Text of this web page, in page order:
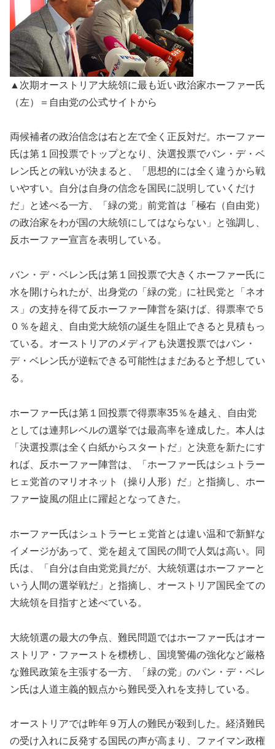
▲次期オーストリア大統領に最も近い政治家ホーファー氏
（左）＝自由党の公式サイトから
両候補者の政治信念は右と左で全く正反対だ。ホーファー
氏は第１回投票でトップとなり、決選投票でバン・デ・ベ
レン氏との戦いが決まると、「思想的には全く違うから戦
いやすい。自分は自身の信念を国民に説明していくだけ
だ」と述べる一方、「緑の党」前党首は「極右（自由党）
の政治家をわが国の大統領にしてはならない」と強調し、
反ホーファー宣言を表明している。
バン・デ・ベレン氏は第１回投票で大きくホーファー氏に
水を開けられたが、出身党の「緑の党」に社民党と「ネオ
ス」の支持を得て反ホーファー陣営を築けば、得票率で５
０％を超え、自由党大統領の誕生を阻止できると見積もっ
ている。オーストリアのメディアも決選投票ではバン・
デ・ベレン氏が逆転できる可能性はまだあると予想してい
る。
ホーファー氏は第１回投票で得票率35％を越え、自由党
としては連邦レベルの選挙では最高率を達成した。本人は
「決選投票は全く白紙からスタートだ」と決意を新たにす
れば、反ホーファー陣営は、「ホーファー氏はシュトラー
ヒェ党首のマリオネット（操り人形）だ」と指摘し、ホー
ファー旋風の阻止に躍起となってきた。
ホーファー氏はシュトラーヒェ党首とは違い温和で新鮮な
イメージがあって、党を超えて国民の間で人気は高い。同
氏は、「自分は自由党党員だが、大統領選はホーファーと
いう人間の選挙戦だ」と指摘し、オーストリア国民全ての
大統領を目指すと述べている。
大統領選の最大の争点、難民問題ではホーファー氏はオー
ストリア・ファーストを標榜し、国境警備の強化など厳格
な難民政策を主張する一方、「緑の党」のバン・デ・ベレ
ン氏は人道主義的観点から難民受入れを支持している。
オーストリアでは昨年９万人の難民が殺到した。経済難民
の受け入れに反発する国民の声が高まり、ファイマン政権